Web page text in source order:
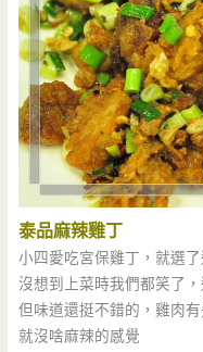
泰品麻辣雞丁
小四愛吃宮保雞丁，就選
沒想到上菜時我們都笑了
但味道還挺不錯的，雞肉
就沒啥麻辣的感覺